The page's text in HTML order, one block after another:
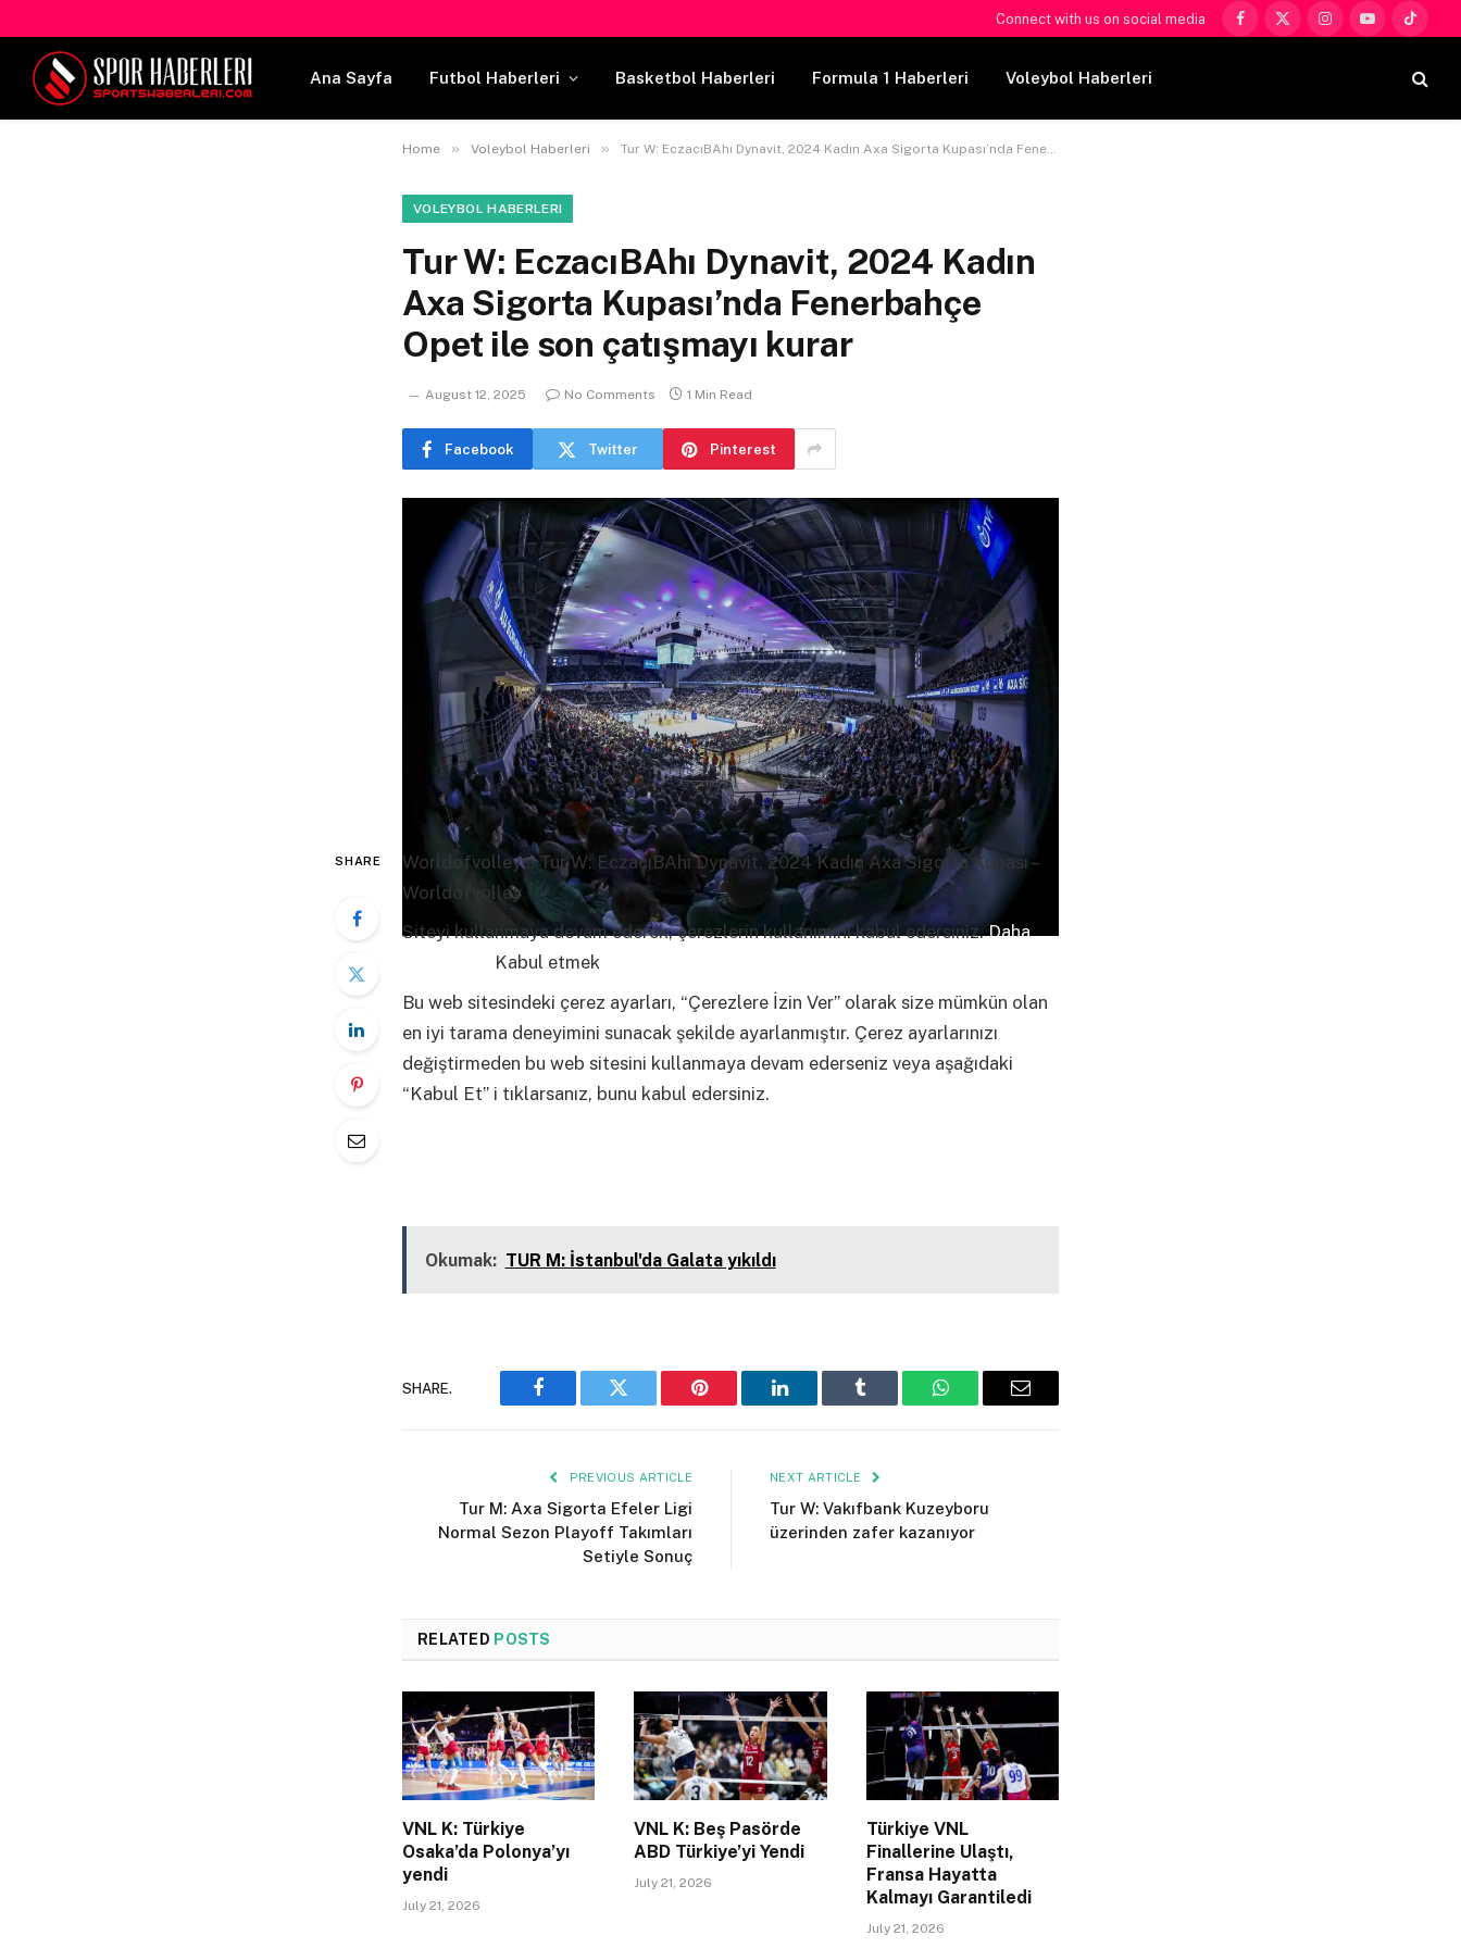
Connect with us on social media
Facebook
X
InstagramYouTubeTikTok
Ana Sayfa Futbol Haberleri Basketbol Haberleri Formula 1 Haberleri Voleybol Haberleri
Home » Voleybol Haberleri » Tur W: EczacıBAhı Dynavit, 2024 Kadın Axa Sigorta Kupası’nda Fenerbahçe Opet ile son çatışmayı kurar
VOLEYBOL HABERLERI
Tur W: EczacıBAhı Dynavit, 2024 Kadın
Axa Sigorta Kupası’nda Fenerbahçe
Opet ile son çatışmayı kurar
August 12, 2025 No Comments 1 Min Read
Facebook Twitter Pinterest
SHARE
Worldofvolley :: Tur W: EczacıBAhı Dynavit, 2024 Kadın Axa Sigorta Kupası –
Worldofvolley
Siteyi kullanmaya devam ederek, çerezlerin kullanımını kabul edersiniz.Daha
Kabul etmek
Bu web sitesindeki çerez ayarları, “Çerezlere İzin Ver” olarak size mümkün olan
en iyi tarama deneyimini sunacak şekilde ayarlanmıştır. Çerez ayarlarınızı
değiştirmeden bu web sitesini kullanmaya devam ederseniz veya aşağıdaki
“Kabul Et” i tıklarsanız, bunu kabul edersiniz.
Okumak: TUR M: İstanbul'da Galata yıkıldı
SHARE.
Facebook Twitter Pinterest LinkedIn Tumblr WhatsAppEmail
PREVIOUS ARTICLE
Tur M: Axa Sigorta Efeler Ligi
Normal Sezon Playoff Takımları
Setiyle Sonuç
NEXT ARTICLE
Tur W: Vakıfbank Kuzeyboru
üzerinden zafer kazanıyor
RELATED POSTS
VNL K: Türkiye
Osaka’da Polonya’yı
yendi
July 21, 2026
VNL K: Beş Pasörde
ABD Türkiye’yi Yendi
July 21, 2026
Türkiye VNL
Finallerine Ulaştı,
Fransa Hayatta
Kalmayı Garantiledi
July 21, 2026